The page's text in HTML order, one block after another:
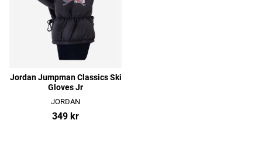
Jordan Jumpman Classics Ski
Gloves Jr
JORDAN
349 kr